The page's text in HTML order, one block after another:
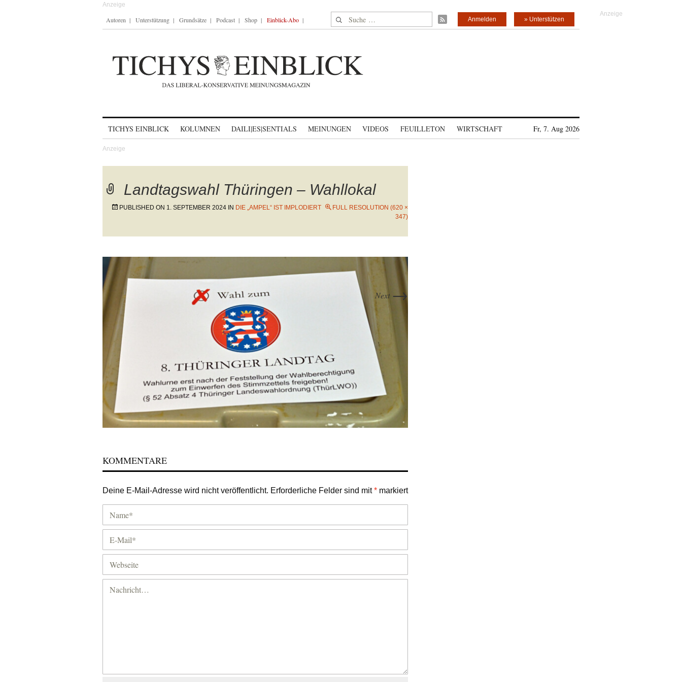
Autoren Unterstützung Grundsätze Podcast Shop Einblick-Abo Suche nach: » Unterstützen
Anmelden
TICHYS EINBLICK KOLUMNEN DAILI|ES|SENTIALS MEINUNGEN VIDEOS FEUILLETON WIRTSCHAFT Fr, 7. Aug 2026
Landtagswahl Thüringen – Wahllokal
PUBLISHED ON 1. SEPTEMBER 2024 IN DIE „AMPEL“ IST IMPLODIERT
FULL RESOLUTION (620 ×
347)
Next →
KOMMENTARE
Deine E-Mail-Adresse wird nicht veröffentlicht. Erforderliche Felder sind mit* markiert